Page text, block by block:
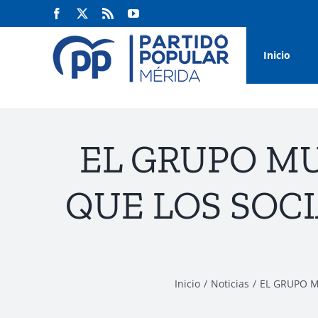
al
contenido
Facebook
Twitter Rss YouTube
Inicio
EL GRUPO
QUE LOS
Inicio Noticias EL GRUPO